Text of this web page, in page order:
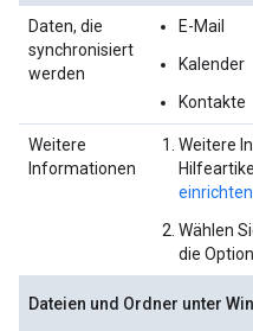
Daten, die
synchronisiert
werden
E-Mail
Kalender
Kontakte
Weitere
Informationen
Weitere
Hilfeartikel
einrichten
Wählen
die Option
Dateien und Ordner unter